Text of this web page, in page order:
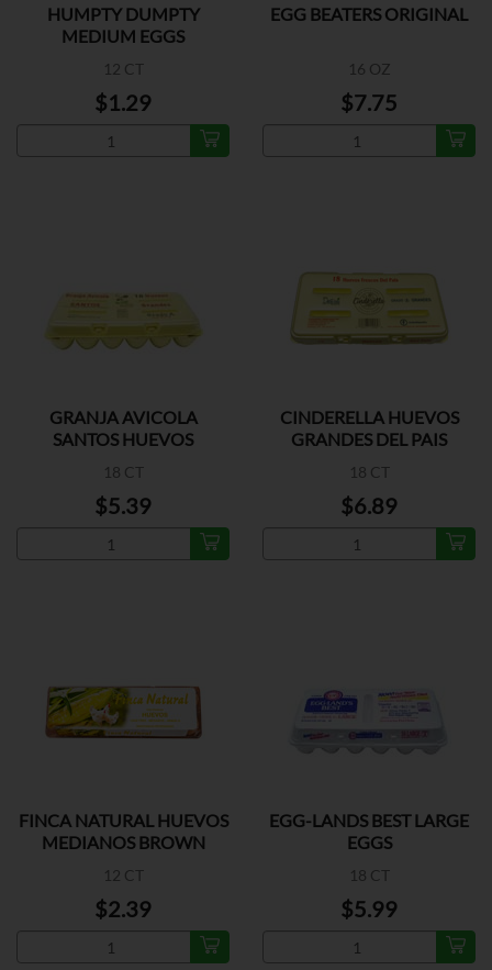
HUMPTY DUMPTY
MEDIUM EGGS
12 CT
$1.29
EGG BEATERS ORIGINAL
16 OZ
$7.75
GRANJA AVICOLA
SANTOS HUEVOS
18 CT
$5.39
CINDERELLA HUEVOS
GRANDES DEL PAIS
18 CT
$6.89
FINCA NATURAL HUEVOS
MEDIANOS BROWN
12 CT
$2.39
EGG-LANDS BEST LARGE
EGGS
18 CT
$5.99